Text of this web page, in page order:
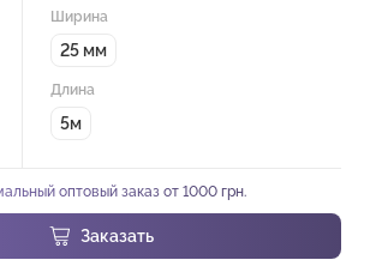
Ширина
25 мм
Длина
5м
оптовый заказ от 1000 грн.
Заказать